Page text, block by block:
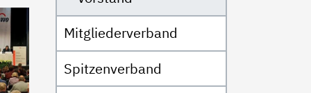
Mitgliederverband
Spitzenverband